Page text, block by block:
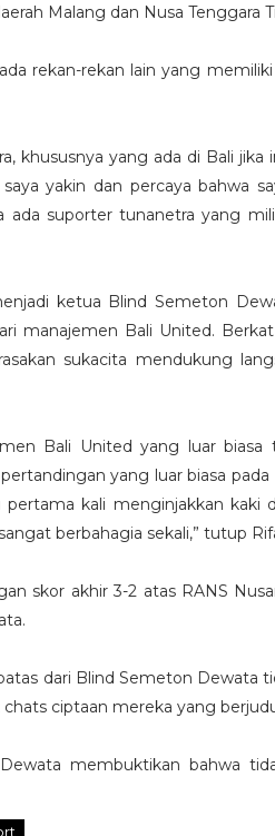
Malang dan Nusa Tenggara
rekan-rekan lain yang
khususnya yang ada di Bali
yakin dan percaya bahwa
ada suporter tunanetra yang
ketua Blind Semeton
manajemen Bali United.
sukacita mendukung
Bali United yang luar
yang luar biasa
kali menginjakkan kaki
berbahagia sekali,” tutup
skor akhir 3-2 atas RANS
dari Blind Semeton Dewata
ciptaan mereka yang
membuktikan bahwa